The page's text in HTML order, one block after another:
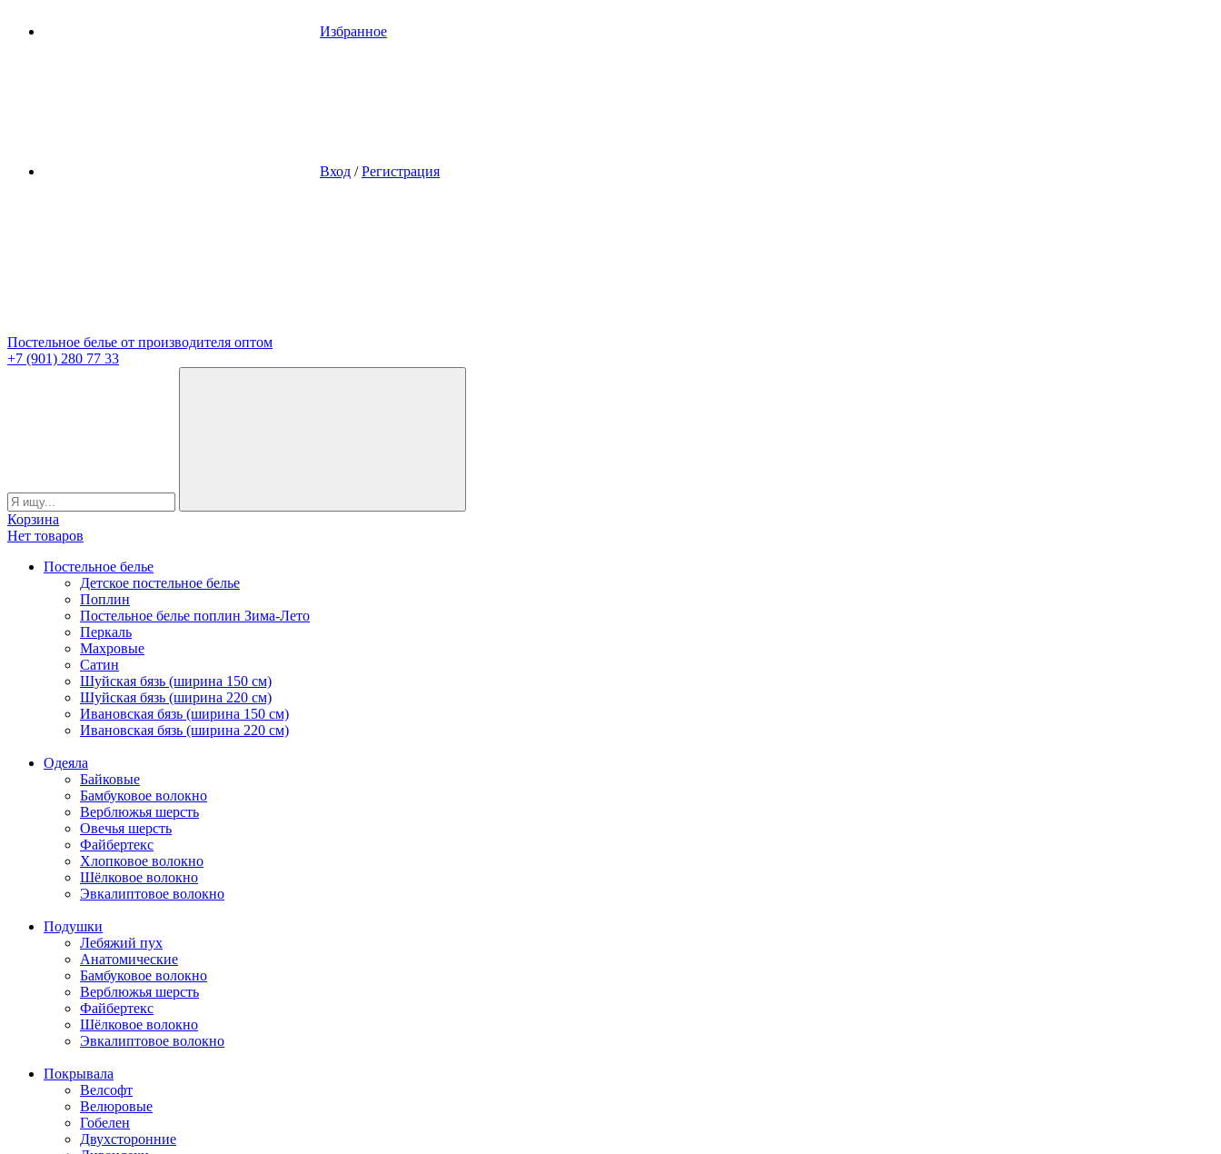
Избранное
Вход / Регистрация
Постельное белье от производителя оптом
+7 (901) 280 77 33
Корзина
Нет товаров
Постельное белье
Детское постельное белье
Поплин
Постельное белье поплин Зима-Лето
Перкаль
Махровые
Сатин
Шуйская бязь (ширина 150 см)
Шуйская бязь (ширина 220 см)
Ивановская бязь (ширина 150 см)
Ивановская бязь (ширина 220 см)
Одеяла
Байковые
Бамбуковое волокно
Верблюжья шерсть
Овечья шерсть
Файбертекс
Хлопковое волокно
Шёлковое волокно
Эвкалиптовое волокно
Подушки
Лебяжий пух
Анатомические
Бамбуковое волокно
Верблюжья шерсть
Файбертекс
Шёлковое волокно
Эвкалиптовое волокно
Покрывала
Велсофт
Велюровые
Гобелен
Двухсторонние